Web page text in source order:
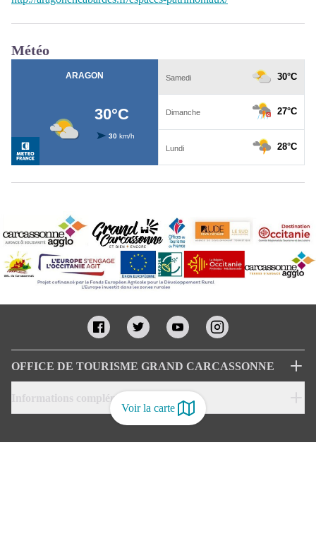
Voir la carte
Météo
OFFICE DE TOURISME GRAND CARCASSONNE
Informations complémentaires